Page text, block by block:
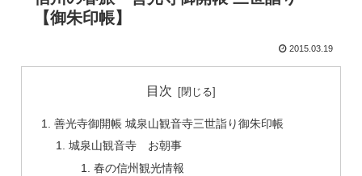
【御朱印帳】
2015.03.19
目次
善光寺御開帳 城泉山観音寺三世詣り御朱印帳
城泉山観音寺 お朝事
春の信州観光情報